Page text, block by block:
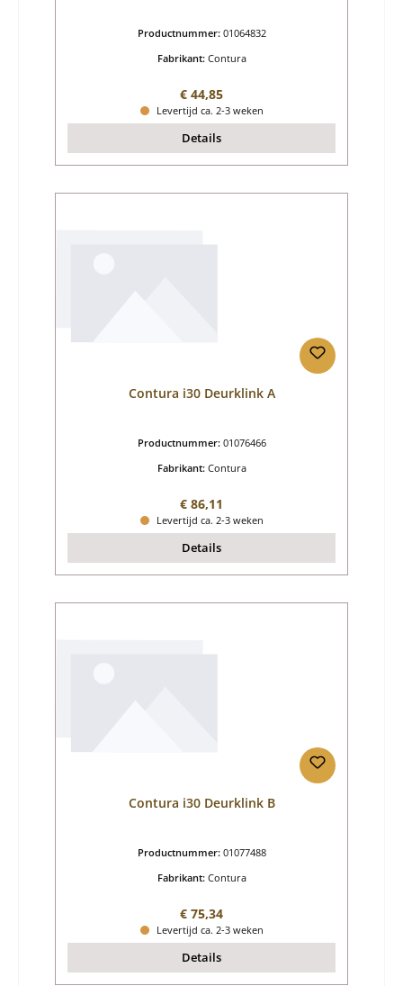
Productnummer: 01064832
Fabrikant: Contura
Normale prijs:
€ 44,85
Levertijd ca. 2-3 weken
Details
Contura i30 Deurklink A
Productnummer: 01076466
Fabrikant: Contura
Normale prijs:
€ 86,11
Levertijd ca. 2-3 weken
Details
Contura i30 Deurklink B
Productnummer: 01077488
Fabrikant: Contura
Normale prijs:
€ 75,34
Levertijd ca. 2-3 weken
Details